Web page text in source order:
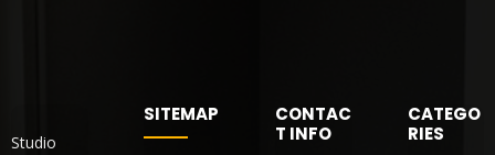
Studio
SITEMAP
CONTAC
T INFO
CATEGO
RIES